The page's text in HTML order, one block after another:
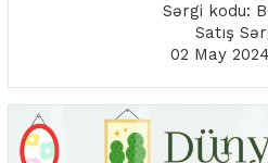
Sərgi kodu:
Satış
02 May